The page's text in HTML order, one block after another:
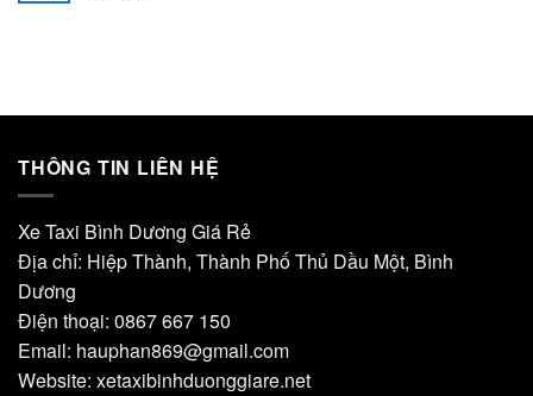
THÔNG TIN LIÊN HỆ
Xe Taxi Bình Dương Giá Rẻ
Địa chỉ: Hiệp Thành, Thành Phố Thủ Dầu Một, Bình
Dương
Điện thoại: 0867 667 150
Email: hauphan869@gmail.com
Website: xetaxibinhduonggiare.net